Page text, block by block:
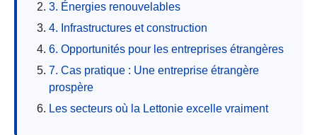
3. Énergies renouvelables
4. Infrastructures et construction
6. Opportunités pour les entreprises étrangères
7. Cas pratique : Une entreprise étrangère
prospère
Les secteurs où la Lettonie excelle vraiment